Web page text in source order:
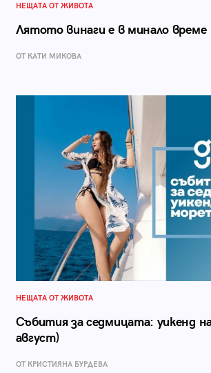
НЕЩАТА ОТ ЖИВОТА
Лятото винаги е в минало време
ОТ КАТИ МИКОВА
НЕЩАТА ОТ ЖИВОТА
Събития за седмицата: уикенд
август)
ОТ КРИСТИЯНА БУРДЕВА